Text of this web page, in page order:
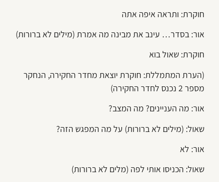
חוקרת: ותראה איפה אתה
אור: בסדר… עינב את מבינה מה אמרת (מילים לא ברורות)
חוקרת: שאול בוא
(הערת המתמללת: חוקרת יוצאת מחדר החקירה, הנחקר
מספר 2 נכנס לחדר החקירה)
אור: מה העניינים? מה המצב?
שאול: (מילים לא ברורות) על מה המפגש הזה?
אור: לא
שאול: הכניסו אותי לפה (מלים לא ברורות)